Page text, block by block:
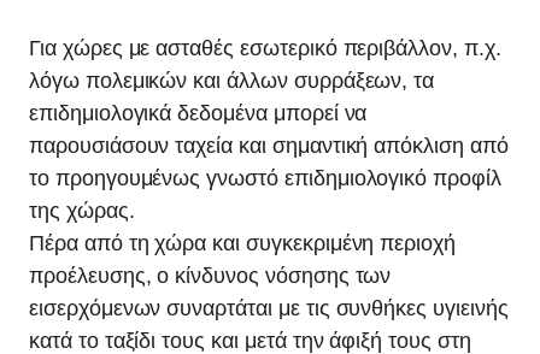
Για χώρες με ασταθές εσωτερικό περιβάλλον, π.χ.
λόγω πολεμικών και άλλων συρράξεων, τα
επιδημιολογικά δεδομένα μπορεί να
παρουσιάσουν ταχεία και σημαντική απόκλιση από
το προηγουμένως γνωστό επιδημιολογικό προφίλ
της χώρας.
Πέρα από τη χώρα και συγκεκριμένη περιοχή
προέλευσης, ο κίνδυνος νόσησης των
εισερχόμενων συναρτάται με τις συνθήκες υγιεινής
κατά το ταξίδι τους και μετά την άφιξή τους στη